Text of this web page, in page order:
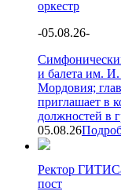
оркестр
-05.08.26-
и балета им.
Мордовия;
приглашает в
должностей в
05.08.26
Ректор
пост